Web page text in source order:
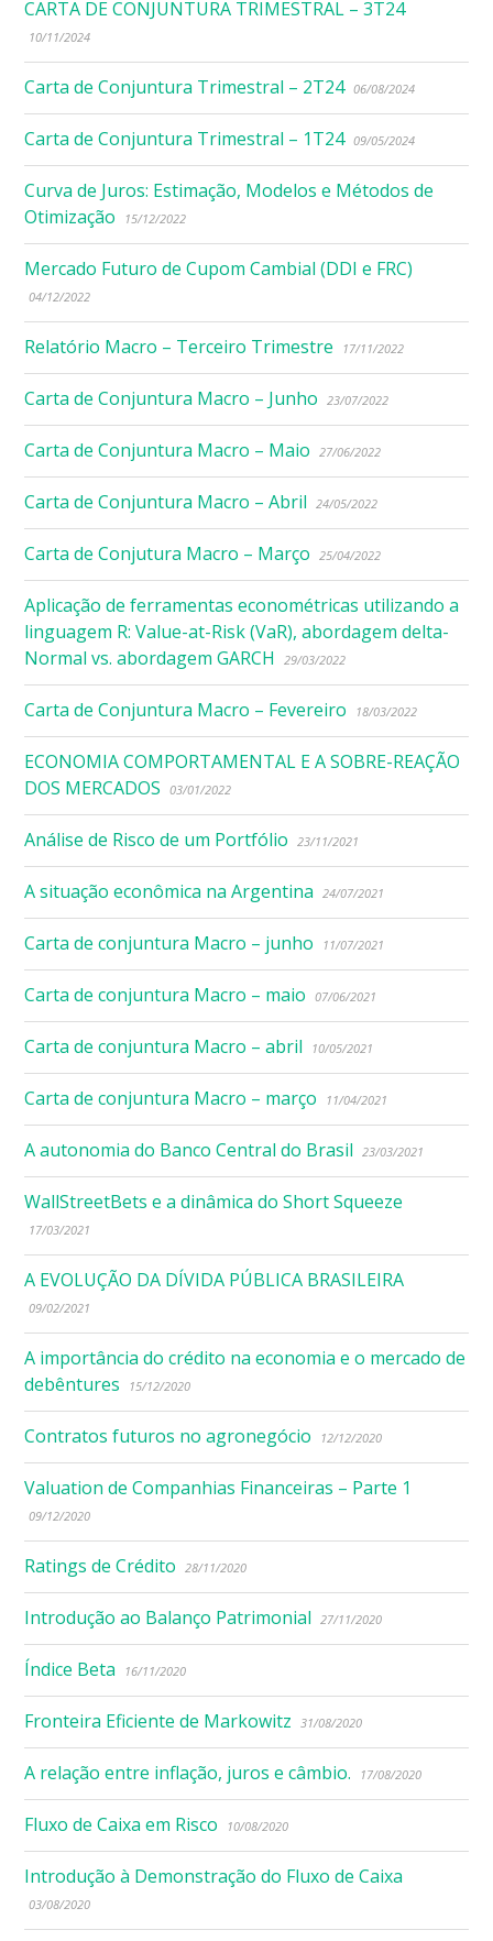
CARTA DE CONJUNTURA TRIMESTRAL – 3T24
10/11/2024
Carta de Conjuntura Trimestral – 2T24 06/08/2024
Carta de Conjuntura Trimestral – 1T24 09/05/2024
Curva de Juros: Estimação, Modelos e Métodos de
Otimização
15/12/2022
Mercado Futuro de Cupom Cambial (DDI e FRC)
04/12/2022
Relatório Macro – Terceiro Trimestre 17/11/2022
Carta de Conjuntura Macro – Junho 23/07/2022
Carta de Conjuntura Macro – Maio 27/06/2022
Carta de Conjuntura Macro – Abril 24/05/2022
Carta de Conjutura Macro – Março 25/04/2022
Aplicação de ferramentas econométricas utilizando a
linguagem R: Value-at-Risk (VaR), abordagem delta-
Normal vs. abordagem GARCH
29/03/2022
Carta de Conjuntura Macro – Fevereiro 18/03/2022
ECONOMIA COMPORTAMENTAL E A SOBRE-REAÇÃO
DOS MERCADOS
03/01/2022
Análise de Risco de um Portfólio 23/11/2021
A situação econômica na Argentina 24/07/2021
Carta de conjuntura Macro – junho 11/07/2021
Carta de conjuntura Macro – maio 07/06/2021
Carta de conjuntura Macro – abril 10/05/2021
Carta de conjuntura Macro – março 11/04/2021
A autonomia do Banco Central do Brasil 23/03/2021
WallStreetBets e a dinâmica do Short Squeeze
17/03/2021
A EVOLUÇÃO DA DÍVIDA PÚBLICA BRASILEIRA
09/02/2021
A importância do crédito na economia e o mercado de
debêntures
15/12/2020
Contratos futuros no agronegócio 12/12/2020
Valuation de Companhias Financeiras – Parte 1
09/12/2020
Ratings de Crédito 28/11/2020
Introdução ao Balanço Patrimonial 27/11/2020
Índice Beta 16/11/2020
Fronteira Eficiente de Markowitz 31/08/2020
A relação entre inflação, juros e câmbio. 17/08/2020
Fluxo de Caixa em Risco 10/08/2020
Introdução à Demonstração do Fluxo de Caixa
03/08/2020